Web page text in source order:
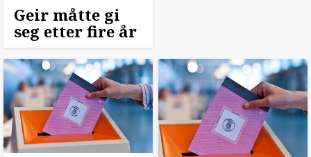
Geir måtte gi
seg etter fire år